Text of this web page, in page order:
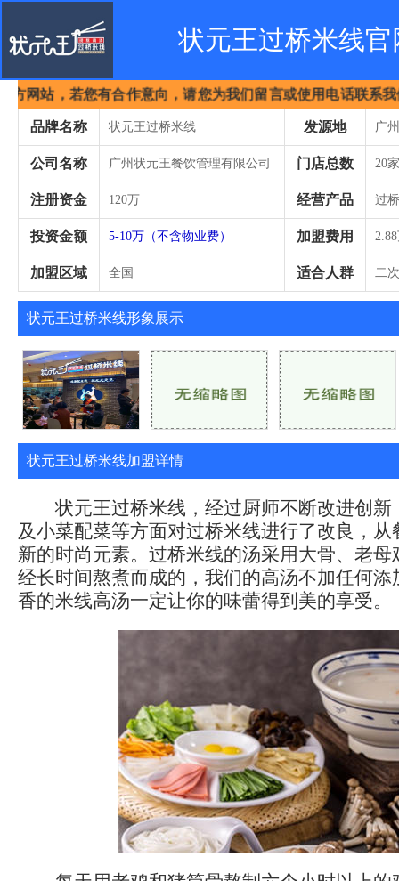
状元王过桥米线官
站，若您有合作意向，请您为我们留言或使用电话联系我们
品牌名称 状元王过桥米线 发源地 广州
公司名称 广州状元王餐饮管理有限公司 门店总数 20家
注册资金 120万 经营产品 过
投资金额 5-10万（不含物业费） 加盟费用
加盟区域 全国 适合人群 二
状元王过桥米线形象展示
状元王过桥米线加盟详情
状元王过桥米线，经过厨师不断改进创新
及小菜配菜等方面对过桥米线进行了改良，
新的时尚元素。过桥米线的汤采用大骨、老
经长时间熬煮而成的，我们的高汤不加任何添
香的米线高汤一定让你的味蕾得到美的享受。